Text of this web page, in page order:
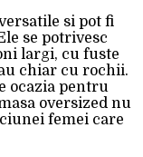
si pot fi
se potrivesc
largi, cu fuste
chiar cu rochii.
ocazia pentru
oversized nu
femei care